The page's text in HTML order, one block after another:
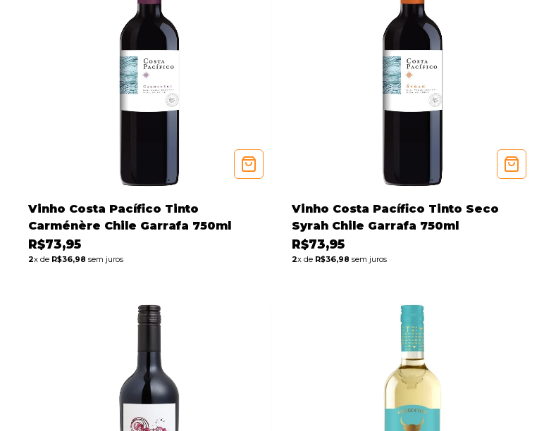
Vinho Costa Pacífico Tinto
Carménère Chile Garrafa 750ml
R$73,95
2x de R$36,98 sem juros
Vinho Costa Pacífico Tinto Seco
Syrah Chile Garrafa 750ml
R$73,95
2x de R$36,98 sem juros